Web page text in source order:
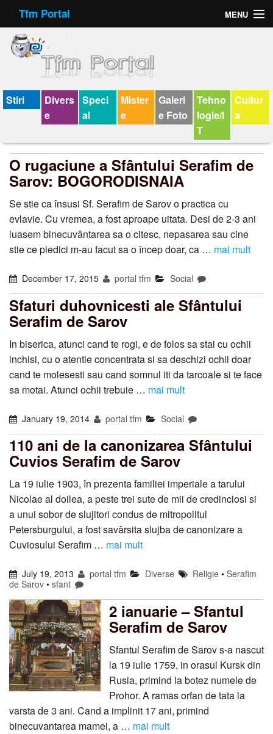
Tfm Portal MENU
Forum
Felicitari animate
Virtual Cards
Jocuri
Horoscop
Wallpaper
V-chat
Stiri
Divers
e
Speci
al
Mister
e
Galeri
e Foto
Tehno
logie/I
T
Cultur
a
O rugaciune a Sfântului Serafim de
Sarov: BOGORODISNAIA
Se stie ca însusi Sf. Serafim de Sarov o practica cu
evlavie. Cu vremea, a fost aproape uitata. Desi de 2-3 ani
luasem binecuvântarea sa o citesc, nepasarea sau cine
stie ce piedici m-au facut sa o încep doar, ca … mai mult
December 17, 2015 portal tfm Social
Sfaturi duhovnicesti ale Sfântului
Serafim de Sarov
In biserica, atunci cand te rogi, e de folos sa stai cu ochii
inchisi, cu o atentie concentrata si sa deschizi ochii doar
cand te molesesti sau cand somnul iti da tarcoale si te face
sa motai. Atunci ochii trebuie … mai mult
January 19, 2014 portal tfm Social
110 ani de la canonizarea Sfântului
Cuvios Serafim de Sarov
La 19 iulie 1903, în prezenta familiei imperiale a tarului
Nicolae al doilea, a peste trei sute de mii de credinciosi si
a unui sobor de slujitori condus de mitropolitul
Petersburgului, a fost savârsita slujba de canonizare a
Cuviosului Serafim … mai mult
July 19, 2013 portal tfm Diverse Religie• Serafim
de Sarov • sfant
2 ianuarie – Sfantul
Serafim de Sarov
Sfantul Serafim de Sarov s-a nascut
la 19 iulie 1759, in orasul Kursk din
Rusia, primind la botez numele de
Prohor. A ramas orfan de tata la
varsta de 3 ani. Cand a implinit 17 ani, primind
binecuvantarea mamei, a … mai mult